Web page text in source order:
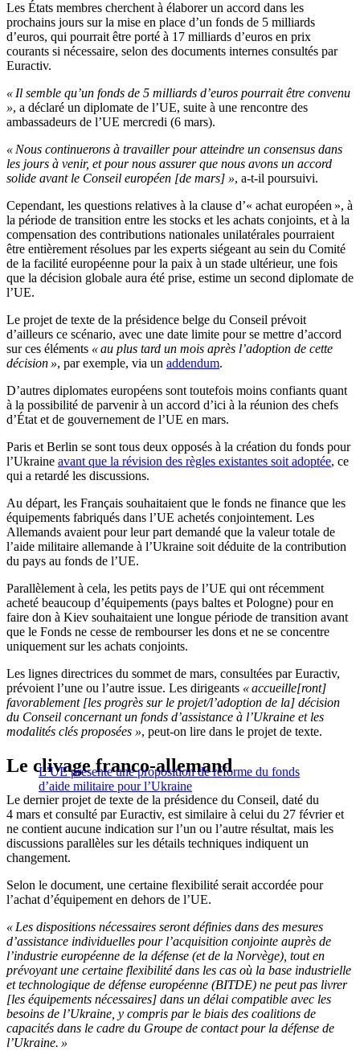
Les États membres cherchent à élaborer un accord dans les
prochains jours sur la mise en place d’un fonds de 5 milliards
d’euros, qui pourrait être porté à 17 milliards d’euros en prix
courants si nécessaire, selon des documents internes consultés par
Euractiv.
« Il semble qu’un fonds de 5 milliards d’euros pourrait être convenu
», a déclaré un diplomate de l’UE, suite à une rencontre des
ambassadeurs de l’UE mercredi (6 mars).
« Nous continuerons à travailler pour atteindre un consensus dans
les jours à venir, et pour nous assurer que nous avons un accord
solide avant le Conseil européen [de mars] », a-t-il poursuivi.
Cependant, les questions relatives à la clause d’« achat européen », à
la période de transition entre les stocks et les achats conjoints, et à la
compensation des contributions nationales unilatérales pourraient
être entièrement résolues par les experts siégeant au sein du Comité
de la facilité européenne pour la paix à un stade ultérieur, une fois
que la décision globale aura été prise, estime un second diplomate de
l’UE.
Le projet de texte de la présidence belge du Conseil prévoit
d’ailleurs ce scénario, avec une date limite pour se mettre d’accord
sur ces éléments « au plus tard un mois après l’adoption de cette
décision », par exemple, via un addendum.
D’autres diplomates européens sont toutefois moins confiants quant
à la possibilité de parvenir à un accord d’ici à la réunion des chefs
d’État et de gouvernement de l’UE en mars.
Paris et Berlin se sont tous deux opposés à la création du fonds pour
l’Ukraine avant que la révision des règles existantes soit adoptée, ce
qui a retardé les discussions.
Au départ, les Français souhaitaient que le fonds ne finance que les
équipements fabriqués dans l’UE achetés conjointement. Les
Allemands avaient pour leur part demandé que la valeur totale de
l’aide militaire allemande à l’Ukraine soit déduite de la contribution
du pays au fonds de l’UE.
Parallèlement à cela, les petits pays de l’UE qui ont récemment
acheté beaucoup d’équipements (pays baltes et Pologne) pour en
faire don à Kiev souhaitaient une longue période de transition avant
que le Fonds ne cesse de rembourser les dons et ne se concentre
uniquement sur les achats conjoints.
Les lignes directrices du sommet de mars, consultées par Euractiv,
prévoient l’une ou l’autre issue. Les dirigeants « accueille[ront]
favorablement [les progrès sur le projet/l’adoption de la] décision
du Conseil concernant un fonds d’assistance à l’Ukraine et les
modalités clés proposées », peut-on lire dans le projet de texte.
L’UE présente une proposition de réforme du fonds
d’aide militaire pour l’Ukraine
Le clivage franco-allemand
Le dernier projet de texte de la présidence du Conseil, daté du
4 mars et consulté par Euractiv, est similaire à celui du 27 février et
ne contient aucune indication sur l’un ou l’autre résultat, mais les
discussions parallèles sur les détails techniques indiquent un
changement.
Selon le document, une certaine flexibilité serait accordée pour
l’achat d’équipement en dehors de l’UE.
« Les dispositions nécessaires seront définies dans des mesures
d’assistance individuelles pour l’acquisition conjointe auprès de
l’industrie européenne de la défense (et de la Norvège), tout en
prévoyant une certaine flexibilité dans les cas où la base industrielle
et technologique de défense européenne (BITDE) ne peut pas livrer
[les équipements nécessaires] dans un délai compatible avec les
besoins de l’Ukraine, y compris par le biais des coalitions de
capacités dans le cadre du Groupe de contact pour la défense de
l’Ukraine. »